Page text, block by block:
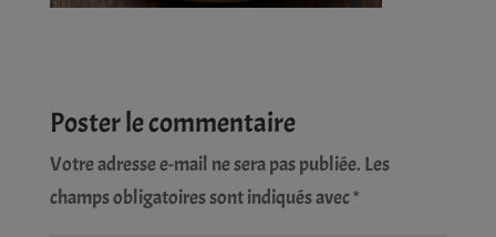
Poster le commentaire
Votre adresse e-mail ne sera pas publiée. Les
champs obligatoires sont indiqués avec*